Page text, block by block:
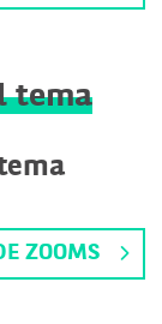
tema
ZOOMS